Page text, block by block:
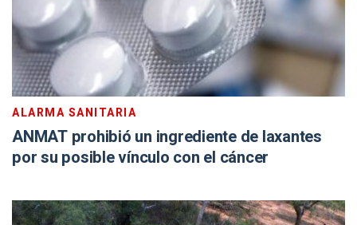
ALARMA SANITARIA
ANMAT prohibió un ingrediente de laxantes
por su posible vínculo con el cáncer